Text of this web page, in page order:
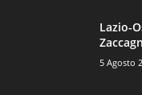
Lazio-
5 Agosto